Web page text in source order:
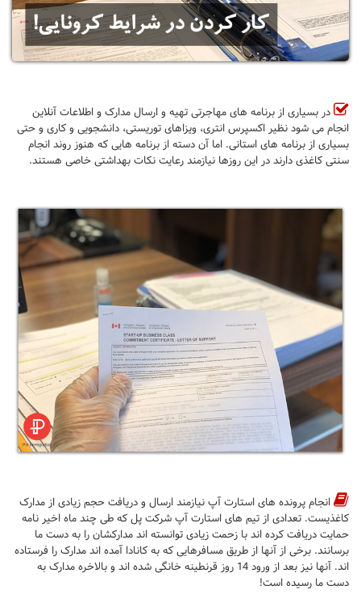
در بسیاری از برنامه های مهاجرتی تهیه و ارسال مدارک و اطلاعات آنلاین
انجام می شود نظیر اکسپرس انتری، ویزاهای توریستی، دانشجویی و کاری و حتی
بسیاری از برنامه های استانی. اما آن دسته از برنامه هایی که هنوز روند انجام
سنتی کاغذی دارند در این روزها نیازمند رعایت نکات بهداشتی خاصی هستند.
انجام پرونده های استارت آپ نیازمند ارسال و دریافت حجم زیادی از مدارک
کاغذیست. تعدادی از تیم های استارت آپ شرکت پل که طی چند ماه اخیر نامه
حمایت دریافت کرده اند با زحمت زیادی توانسته اند مدارکشان را به دست ما
برسانند. برخی از آنها از طریق مسافرهایی که به کانادا آمده اند مدارک را فرستاده
اند. آنها نیز بعد از ورود 14 روز قرنطینه خانگی شده اند و بالاخره مدارک به
دست ما رسیده است!